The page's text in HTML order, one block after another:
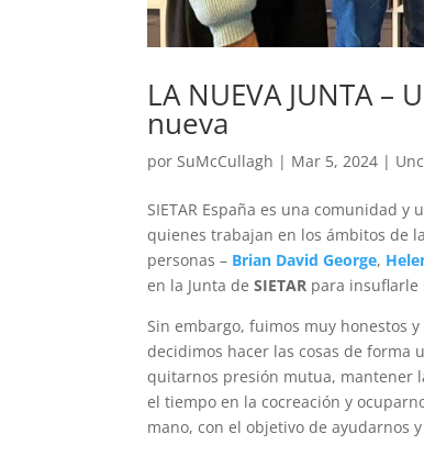
LA NUEVA JUNTA
nueva
porSuMcCullagh | Mar 5, 2024 |
SIETAR España es una comunidad
quienes trabajan en los ámbitos de
personas – Brian David George,
en la Junta deSIETAR para insuflarle
Sin embargo, fuimos muy honestos
decidimos hacer las cosas de forma
quitarnos presión mutua, mantener
el tiempo en la cocreación y
mano, con el objetivo de ayudarnos